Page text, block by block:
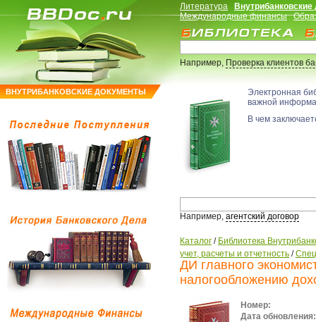
ВНУТРИБАНКОВСКИЕ ДОКУМЕНТЫ
Литература
Международные финансы
Например,Проверка клиентов
Электронная
важной
В чем
Например, агентский договор
Каталог / Библиотека
учет, расчеты и отчетность /
ДИ главного
налогообложению
Номер:
Дата обновления: